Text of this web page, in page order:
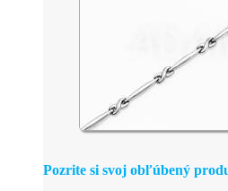
Pozrite si svoj obľúbený